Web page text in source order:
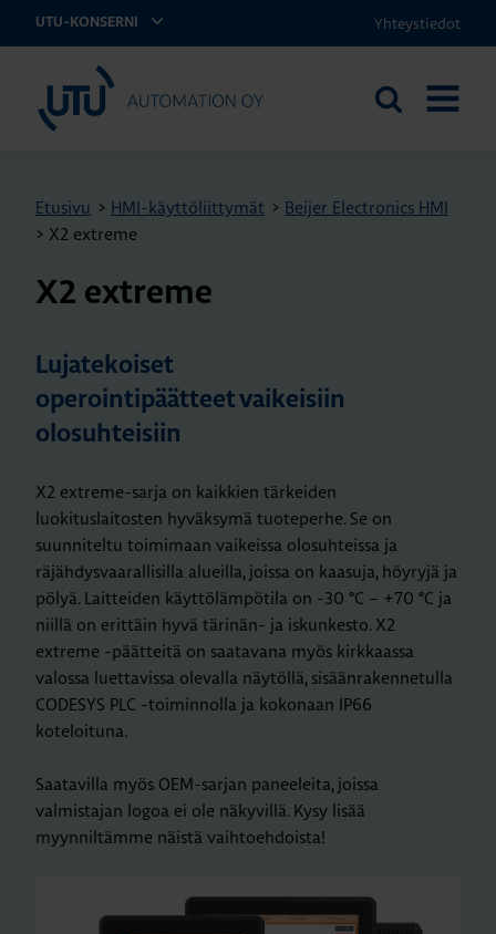
UTU-KONSERNI Yhteystiedot
UTU Automation
Etsi
Etusivu > HMI-käyttöliittymät > Beijer Electronics HMI
> X2 extreme
X2 ext­re­me
Lujatekoiset
operointipäätteet vaikeisiin
olosuhteisiin
X2 extreme-sarja on kaikkien tärkeiden
luokituslaitosten hyväksymä tuoteperhe. Se on
suunniteltu toimimaan vaikeissa olosuhteissa ja
räjähdysvaarallisilla alueilla, joissa on kaasuja, höyryjä ja
pölyä. Laitteiden käyttölämpötila on -30 °C – +70 °C ja
niillä on erittäin hyvä tärinän- ja iskunkesto. X2
extreme -päätteitä on saatavana myös kirkkaassa
valossa luettavissa olevalla näytöllä, sisäänrakennetulla
CODESYS PLC -toiminnolla ja kokonaan IP66
koteloituna.
Saatavilla myös OEM-sarjan paneeleita, joissa
valmistajan logoa ei ole näkyvillä. Kysy lisää
myynniltämme näistä vaihtoehdoista!